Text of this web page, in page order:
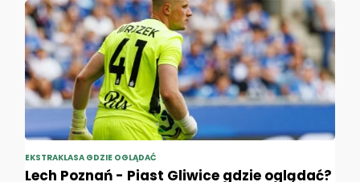
EKSTRAKLASA GDZIE OGLĄDAĆ
Lech Poznań - Piast Gliwice gdzie oglądać?